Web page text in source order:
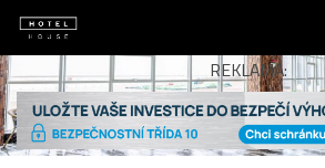
Skip to content
REKLAMA: